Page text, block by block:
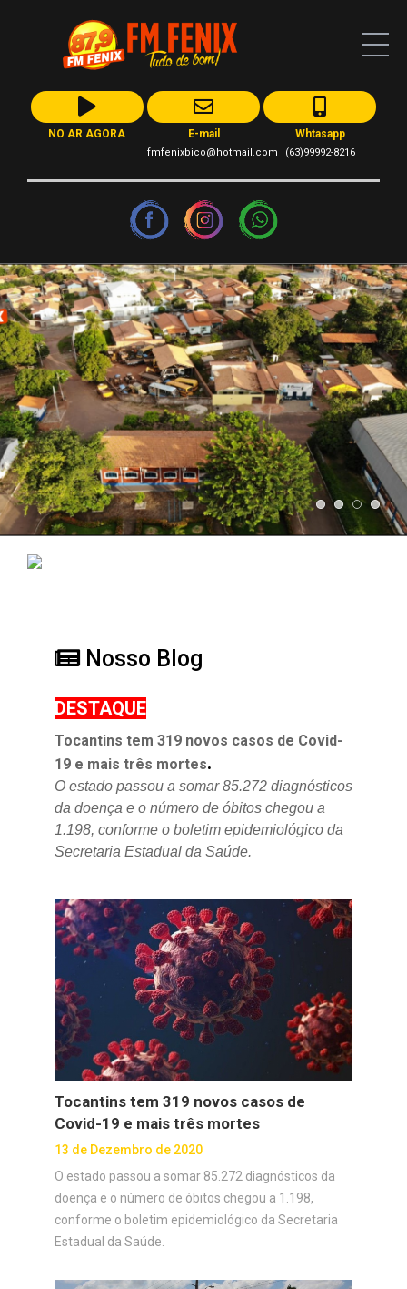
NO AR AGORA E-mail
fmfenixbico@hotmail.com
Whtasapp
(63)99992-8216
Nosso Blog
DESTAQUE
Tocantins tem 319 novos casos de Covid-
19 e mais três mortes.
O estado passou a somar 85.272 diagnósticos
da doença e o número de óbitos chegou a
1.198, conforme o boletim epidemiológico da
Secretaria Estadual da Saúde.
Tocantins tem 319 novos casos de
Covid-19 e mais três mortes
13 de Dezembro de 2020
O estado passou a somar 85.272 diagnósticos da
doença e o número de óbitos chegou a 1.198,
conforme o boletim epidemiológico da Secretaria
Estadual da Saúde.